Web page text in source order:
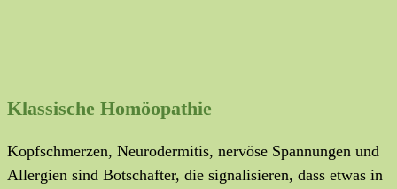
Klassische Homöopathie
Kopfschmerzen, Neurodermitis, nervöse Spannungen und
Allergien sind Botschafter, die signalisieren, dass etwas in